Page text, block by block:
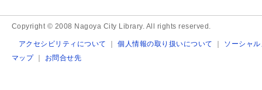
Copyright © 2008 Nagoya City Library. All rights reserved.
アクセシビリティについて ｜個人情報の取り扱いについて ｜ ソーシャ
マップ｜ お問合せ先